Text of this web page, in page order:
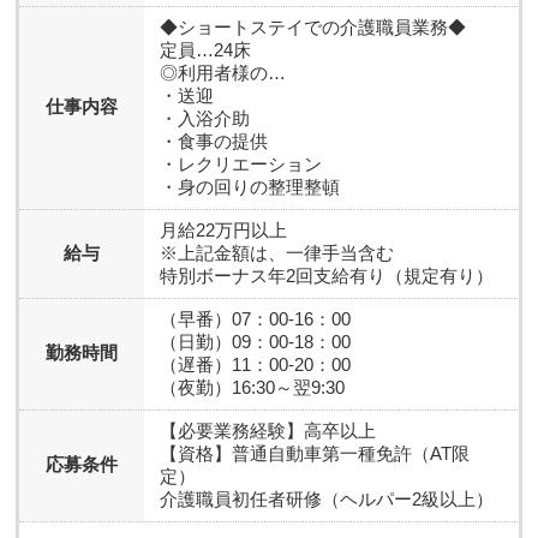
仕事内容
◆ショートステイでの介護職員業務◆
定員…24床
◎利用者様の…
・送迎
・入浴介助
・食事の提供
・レクリエーション
・身の回りの整理整頓
給与
月給22万円以上
※上記金額は、一律手当含む
特別ボーナス年2回支給有り（規定有り）
勤務時間
（早番）07：00-16：00
（日勤）09：00-18：00
（遅番）11：00-20：00
（夜勤）16:30～翌9:30
応募条件
【必要業務経験】 高卒以上
【資格】 普通自動車第一種免許（AT限
定）
介護職員初任者研修（ヘルパー2級以上）